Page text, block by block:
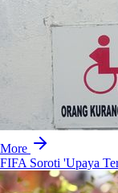
More
FIFA Soroti 'Upaya